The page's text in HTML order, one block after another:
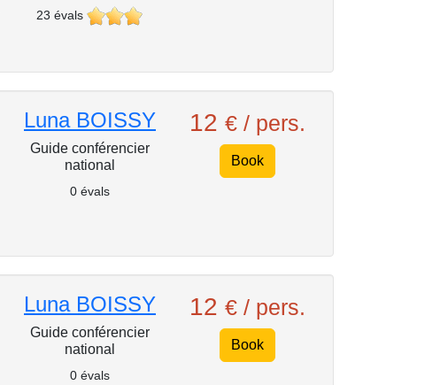
23 évals
Luna BOISSY
Guide conférencier
national
0 évals
12€ / pers.
Book
Luna BOISSY
Guide conférencier
national
0 évals
12€ / pers.
Book